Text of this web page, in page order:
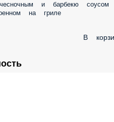
чесночным и барбекю
на гриле
В